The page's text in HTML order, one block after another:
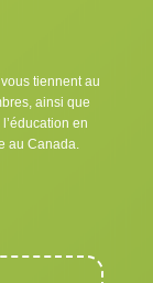
tiennent au
ainsi que
en
au Canada.